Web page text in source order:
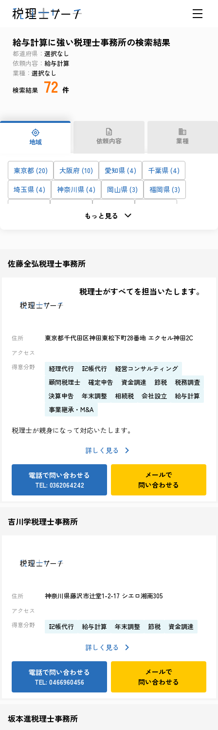
給与計算に強い税理士事務所の検索結果
都道府県
選択なし
依頼内容
給与計算
業種
選択なし
検索結果
72 件
地域 依頼内容 業種
東京都 (20) 大阪府 (10) 愛知県 (4)
千葉県 (4)
埼玉県 (4)
神奈川県 (4) 岡山県 (3)
福岡県 (3)
宮城県 (1)
大分県 (1)
もっと見る
佐藤全弘税理士事務所
税理士がすべてを担当いたします。
住所 東京都千代田区神田東松下町28番地 エクセル神田2C
アクセス
得意分野
経理代行 記帳代行
経営コンサルティング
顧問税理士
確定申告 資金調達 節税
税務調査
決算申告
年末調整 相続税 会社設立
給与計算
事業継承・M&A
税理士が親身になって対応いたします。
詳しく見る
電話で問い合わせる
TEL: 0362064242
メールで
問い合わせる
吉川学税理士事務所
住所 神奈川県藤沢市辻堂1-2-17 シエロ湘南305
アクセス
得意分野
記帳代行 給与計算 年末調整 節税 資金調達
詳しく見る
電話で問い合わせる
TEL: 0466960456
メールで
問い合わせる
坂本進税理士事務所